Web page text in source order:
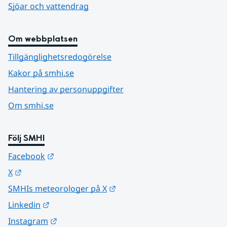
Sjöar och vattendrag
Om webbplatsen
Tillgänglighetsredogörelse
Kakor på smhi.se
Hantering av personuppgifter
Om smhi.se
Följ SMHI
Facebook
X
SMHIs meteorologer på X
Linkedin
Instagram